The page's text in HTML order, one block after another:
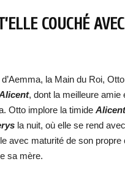
COUCHÉ
la Main du Roi,
, dont la meilleure amie
Otto implore la timide
la nuit, où elle se rend
avec maturité de son propre
sa mère.